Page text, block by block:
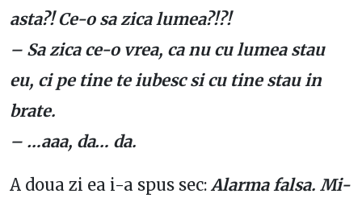
asta?! Ce-o sa zica lumea?!?!
– Sa zica ce-o vrea, ca nu cu lumea stau
eu, ci pe tine te iubesc si cu tine stau in
brate.
– …aaa, da… da.
A doua zi ea i-a spus sec:Alarma falsa. Mi-